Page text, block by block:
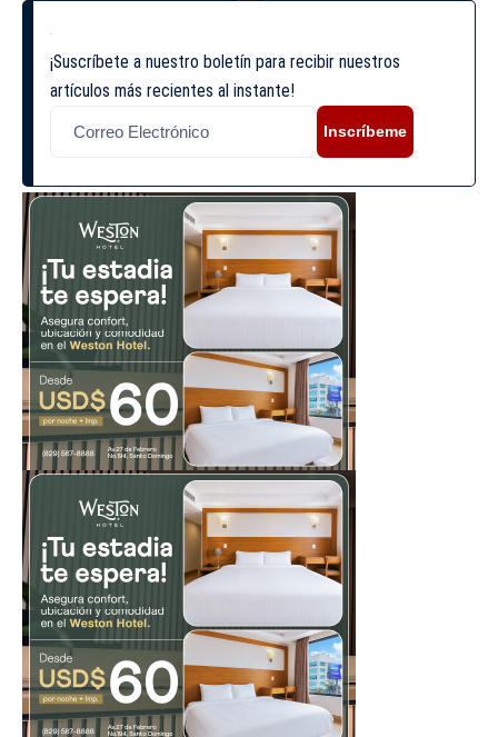
¡Suscríbete a nuestro boletín para recibir nuestros
artículos más recientes al instante!
Inscríbeme